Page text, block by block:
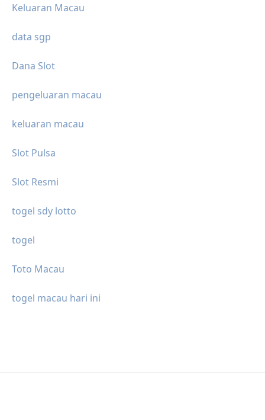
Keluaran Macau
data sgp
Dana Slot
pengeluaran macau
keluaran macau
Slot Pulsa
Slot Resmi
togel sdy lotto
togel
Toto Macau
togel macau hari ini